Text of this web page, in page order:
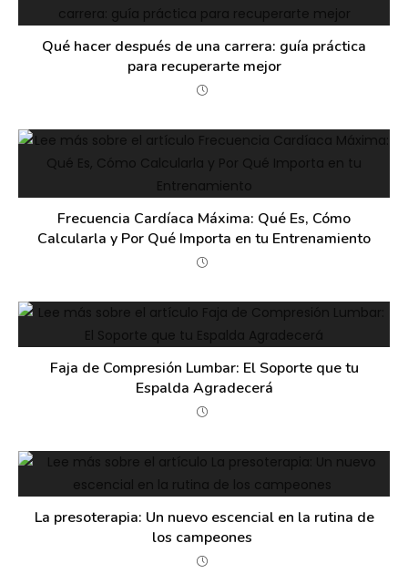
Qué hacer después de una carrera: guía práctica
para recuperarte mejor
Frecuencia Cardíaca Máxima: Qué Es, Cómo
Calcularla y Por Qué Importa en tu Entrenamiento
Faja de Compresión Lumbar: El Soporte que tu
Espalda Agradecerá
La presoterapia: Un nuevo escencial en la rutina de
los campeones